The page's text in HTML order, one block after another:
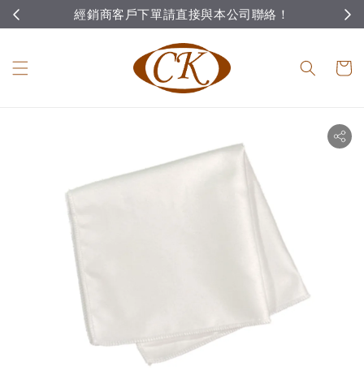
經銷商客戶下單請直接與本公司聯絡！